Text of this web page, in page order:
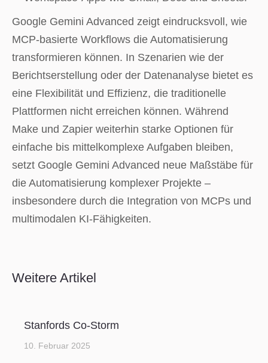
Google Gemini Advanced zeigt eindrucksvoll, wie
MCP-basierte Workflows die Automatisierung
transformieren können. In Szenarien wie der
Berichtserstellung oder der Datenanalyse bietet es
eine Flexibilität und Effizienz, die traditionelle
Plattformen nicht erreichen können. Während
Make und Zapier weiterhin starke Optionen für
einfache bis mittelkomplexe Aufgaben bleiben,
setzt Google Gemini Advanced neue Maßstäbe für
die Automatisierung komplexer Projekte –
insbesondere durch die Integration von MCPs und
multimodalen KI-Fähigkeiten.
Weitere Artikel
Stanfords Co-Storm
10. Februar 2025